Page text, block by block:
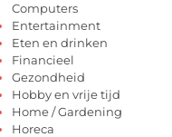
Computers
Entertainment
Eten en drinken
Financieel
Gezondheid
Hobby en vrije tijd
Home / Gardening
Horeca